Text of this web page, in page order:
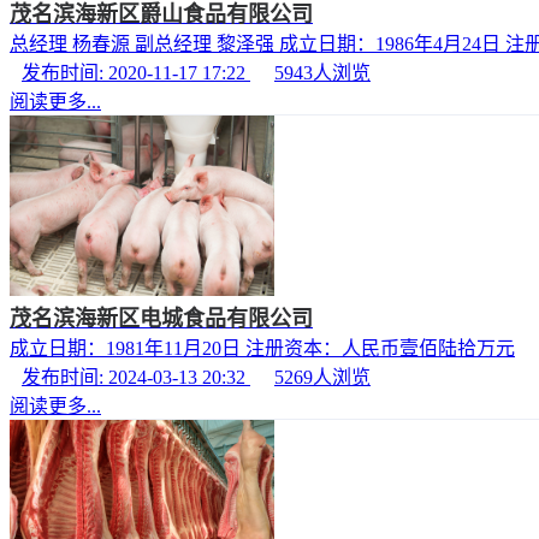
茂名滨海新区爵山食品有限公司
总经理 杨春源 副总经理 黎泽强 成立日期：1986年4月24日 注
发布时间: 2020-11-17 17:22
5943人浏览
阅读更多...
茂名滨海新区电城食品有限公司
成立日期：1981年11月20日 注册资本：人民币壹佰陆拾万元
发布时间: 2024-03-13 20:32
5269人浏览
阅读更多...